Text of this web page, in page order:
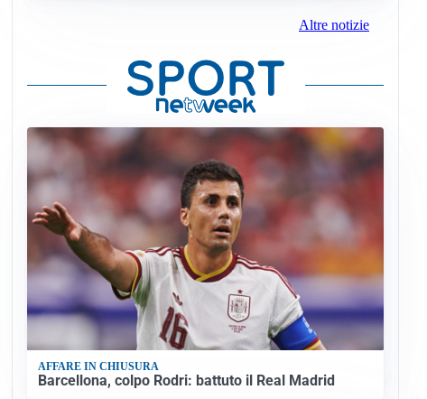
Altre notizie
AFFARE IN CHIUSURA
Barcellona, colpo Rodri: battuto il Real Madrid